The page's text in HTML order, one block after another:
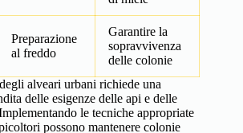
Preparazione
al freddo
Garantire la
sopravvivenza
delle colonie
alveari urbani richiede una
delle esigenze delle api e delle
le tecniche appropriate
possono mantenere colonie